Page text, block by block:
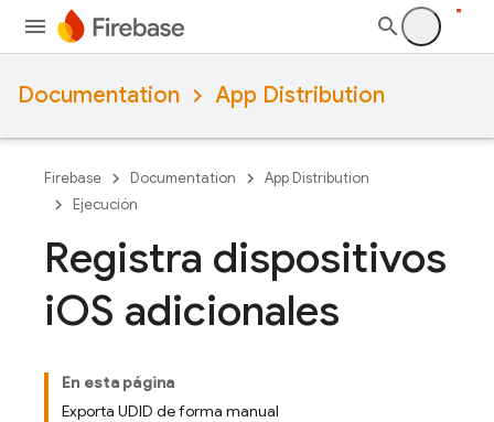
Documentation App Distribution
Firebase Documentation
App Distribution
Ejecución
Registra dispositivos
iOS adicionales
En esta página
Exporta UDID de forma manual